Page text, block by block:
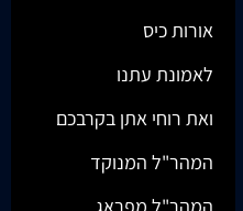
אורות כיס
לאמונת עתנו
ואת רוחי אתן בקרבכם
המהר"ל המנוקד
המהר"ל מפראג